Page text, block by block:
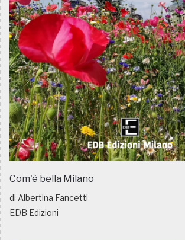
Com'è bella Milano
di Albertina Fancetti
EDB Edizioni